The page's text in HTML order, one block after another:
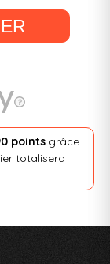
pointsgrâce
totalisera